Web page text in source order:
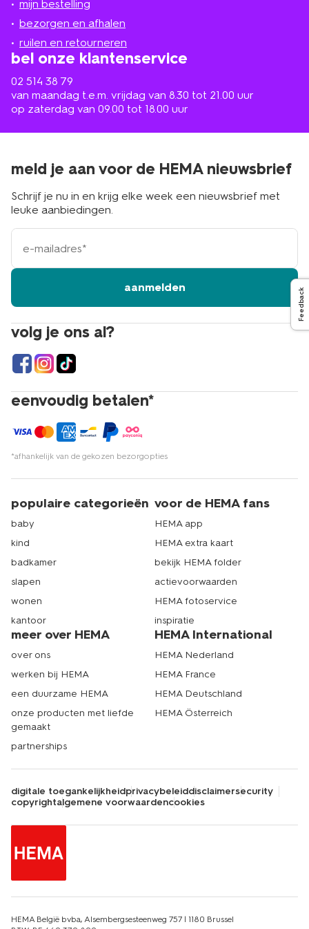
mijn bestelling
bezorgen en afhalen
ruilen en retourneren
bel onze klantenservice
02 514 38 79
van maandag t.e.m. vrijdag van 8.30 tot 21.00 uur
op zaterdag van 09.00 tot 18.00 uur
in
de
buurt
volg je ons al?
eenvoudig betalen*
*afhankelijk van de gekozen bezorgopties
meld je aan voor de HEMA nieuwsbrief
Schrijf je nu in en krijg elke week een nieuwsbrief met
leuke aanbiedingen.
e-
mailadres
aanmelden
populaire categorieën
baby
kind
badkamer
slapen
wonen
kantoor
voor de HEMA fans
HEMA app
HEMA extra kaart
bekijk HEMA folder
actievoorwaarden
HEMA fotoservice
inspiratie
meer over HEMA
over ons
werken bij HEMA
een duurzame HEMA
onze producten met liefde
gemaakt
partnerships
HEMA International
HEMA Nederland
HEMA France
HEMA Deutschland
HEMA Österreich
digitale toegankelijkheidprivacybeleiddisclaimersecurity
copyrightalgemene voorwaardencookies
HEMA België bvba, Alsembergsesteenweg 757 | 1180 Brussel
Feedback